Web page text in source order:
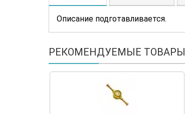
Описание подготавливается.
РЕКОМЕНДУЕМЫЕ ТОВАРЫ